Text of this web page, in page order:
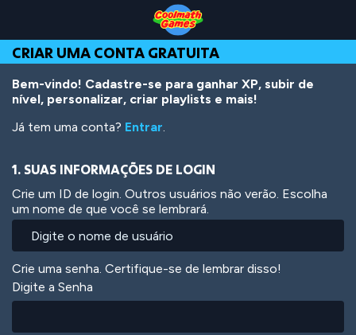
Top
of
Page
Navigation
Main
Content
Footer
o
conteúdo
principal
CRIAR UMA CONTA GRATUITA
Bem-vindo! Cadastre-se para ganhar XP, subir de
nível, personalizar, criar playlists e mais!
Já tem uma conta? Entrar.
1. SUAS INFORMAÇÕES DE LOGIN
Crie um ID de login. Outros usuários não verão. Escolha
um nome de que você se lembrará.
Crie uma senha. Certifique-se de lembrar disso!
Digite a Senha